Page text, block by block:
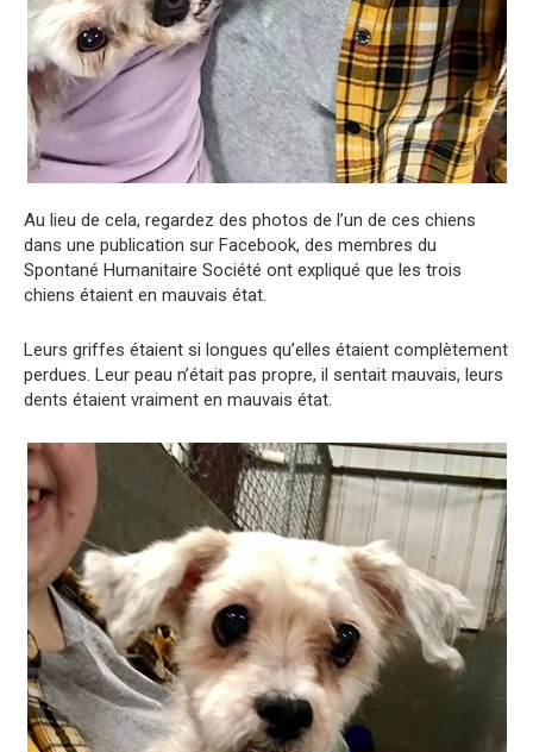
Au lieu de cela, regardez des photos de l’un de ces chiens
dans une publication sur Facebook, des membres du
Spontané Humanitaire Société ont expliqué que les trois
chiens étaient en mauvais état.
Leurs griffes étaient si longues qu’elles étaient complètement
perdues. Leur peau n’était pas propre, il sentait mauvais, leurs
dents étaient vraiment en mauvais état.